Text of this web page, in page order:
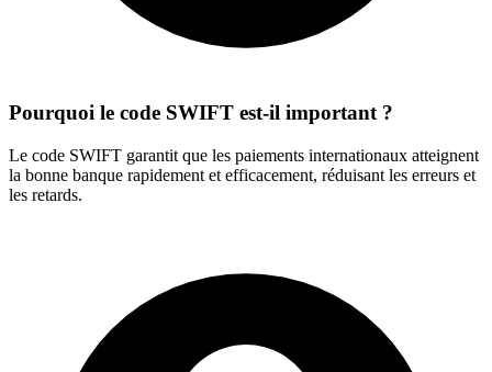
Pourquoi le code SWIFT est-il important ?
Le code SWIFT garantit que les paiements internationaux atteignent
la bonne banque rapidement et efficacement, réduisant les erreurs et
les retards.